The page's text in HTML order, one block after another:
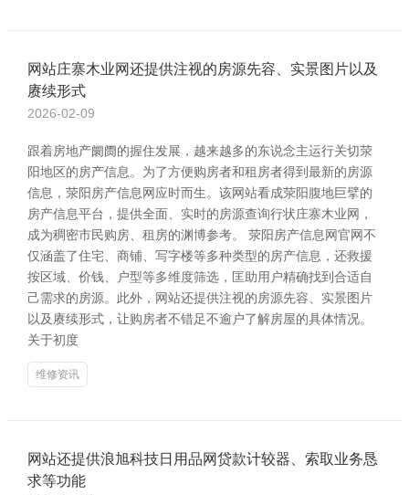
网站庄寨木业网还提供注视的房源先容、实景图片以及
赓续形式
2026-02-09
跟着房地产阛阓的握住发展，越来越多的东说念主运行关切荥
阳地区的房产信息。为了方便购房者和租房者得到最新的房源
信息，荥阳房产信息网应时而生。该网站看成荥阳腹地巨擘的
房产信息平台，提供全面、实时的房源查询行状庄寨木业网，
成为稠密市民购房、租房的渊博参考。 荥阳房产信息网官网不
仅涵盖了住宅、商铺、写字楼等多种类型的房产信息，还救援
按区域、价钱、户型等多维度筛选，匡助用户精确找到合适自
己需求的房源。此外，网站还提供注视的房源先容、实景图片
以及赓续形式，让购房者不错足不逾户了解房屋的具体情况。
关于初度
维修资讯
网站还提供浪旭科技日用品网贷款计较器、索取业务恳
求等功能